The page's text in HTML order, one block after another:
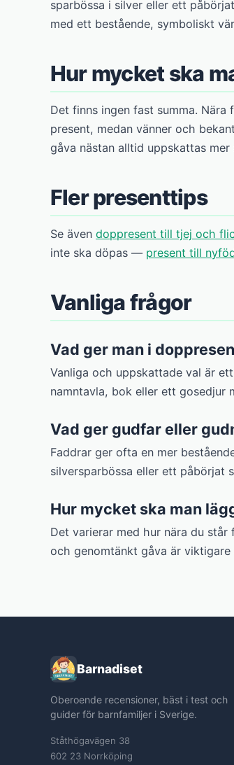
sparbössa i silver eller ett
med ett bestående, symboliskt
Hur mycket ska
Det finns ingen fast summa.
present, medan vänner och
gåva nästan alltid uppskattas mer
Fler presenttips
Se även doppresent till tjej och
inte ska döpas — present till
Vanliga frågor
Vad ger man i
Vanliga och uppskattade val är
namntavla, bok eller ett gosedjur
Vad ger gudfar eller
Faddrar ger ofta en mer
silversparbössa eller ett påbörjat
Hur mycket ska man
Det varierar med hur nära du
och genomtänkt gåva är viktigare
Barnadiset
Oberoende recensioner, bäst i test och
guider för barnfamiljer i Sverige.
Ståthögavägen 38
602 23 Norrköping